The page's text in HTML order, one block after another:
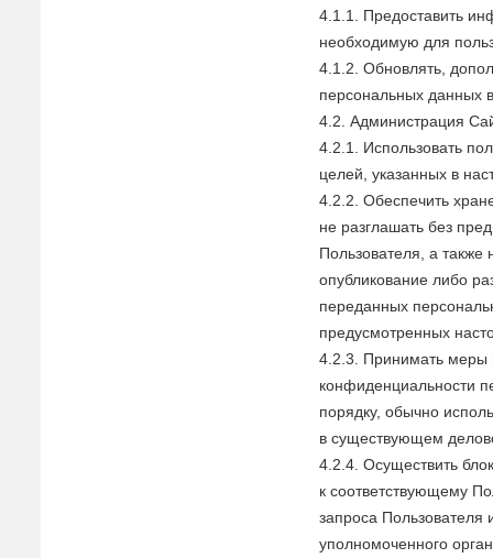
4.1.1. Предоставить
необходимую для
4.1.2. Обновлять,
персональных данных
4.2. Администрация
4.2.1. Использовать
целей, указанных в
4.2.2. Обеспечить
не разглашать без
Пользователя, а
опубликование либо
переданных
предусмотренных
4.2.3. Принимать меры
конфиденциальности
порядку, обычно
в существующем
4.2.4. Осуществить
к соответствующему
запроса Пользователя
уполномоченного